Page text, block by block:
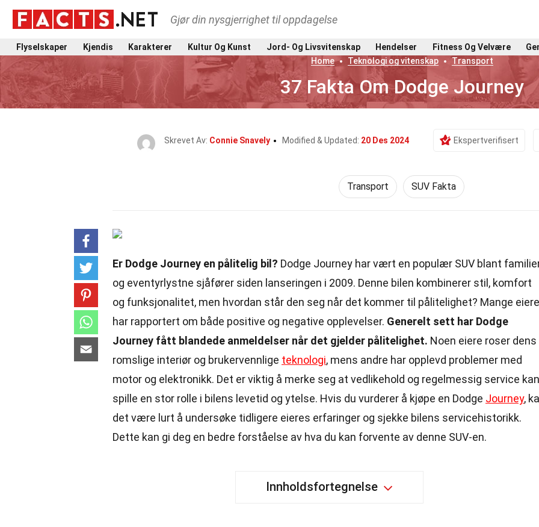
Gjør din nysgjerrighet til oppdagelse
Flyselskaper Kjendis Karakterer Kultur Og Kunst Jord- Og Livsvitenskap Hendelser Fitness Og Velvære
Home
Teknologi og vitenskap Transport
37 Fakta Om Dodge Journey
Skrevet Av: Connie Snavely Modified & Updated: 20 Des 2024 Ekspertverifisert
Transport SUV Fakta
Er Dodge Journey en pålitelig bil? Dodge Journey har vært en populær SUV blant
og eventyrlystne sjåfører siden lanseringen i 2009. Denne bilen kombinerer stil, komfort
og funksjonalitet, men hvordan står den seg når det kommer til pålitelighet? Mange eiere
har rapportert om både positive og negative opplevelser. Generelt sett har Dodge
Journey fått blandede anmeldelser når det gjelder pålitelighet. Noen eiere roser dens
romslige interiør og brukervennlige teknologi, mens andre har opplevd problemer med
motor og elektronikk. Det er viktig å merke seg at vedlikehold og regelmessig service kan
spille en stor rolle i bilens levetid og ytelse. Hvis du vurderer å kjøpe en Dodge Journey,
det være lurt å undersøke tidligere eieres erfaringer og sjekke bilens servicehistorikk.
Dette kan gi deg en bedre forståelse av hva du kan forvente av denne SUV-en.
Innholdsfortegnelse